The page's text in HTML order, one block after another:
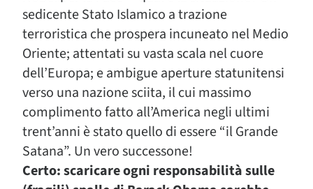
sedicente Stato Islamico a trazione
terroristica che prospera incuneato nel Medio
Oriente; attentati su vasta scala nel cuore
dell’Europa; e ambigue aperture statunitensi
verso una nazione sciita, il cui massimo
complimento fatto all’America negli ultimi
trent’anni è stato quello di essere “il Grande
Satana”. Un vero successone!
Certo: scaricare ogni responsabilità sulle